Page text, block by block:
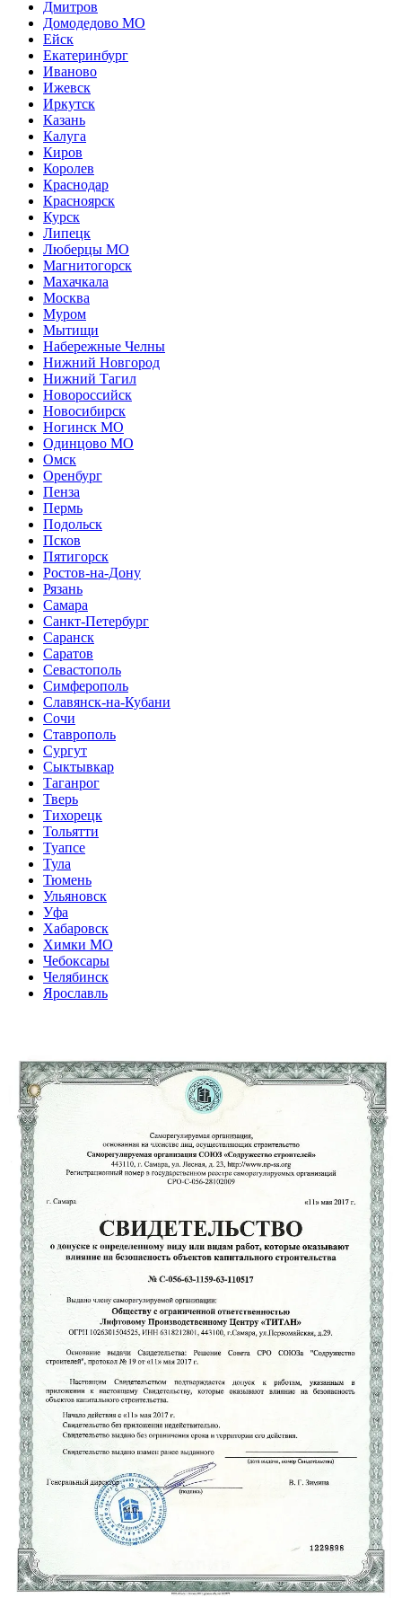
Дмитров
Домодедово МО
Ейск
Екатеринбург
Иваново
Ижевск
Иркутск
Казань
Калуга
Киров
Королев
Краснодар
Красноярск
Курск
Липецк
Люберцы МО
Магнитогорск
Махачкала
Москва
Муром
Мытищи
Набережные Челны
Нижний Новгород
Нижний Тагил
Новороссийск
Новосибирск
Ногинск МО
Одинцово МО
Омск
Оренбург
Пенза
Пермь
Подольск
Псков
Пятигорск
Ростов-на-Дону
Рязань
Самара
Санкт-Петербург
Саранск
Саратов
Севастополь
Симферополь
Славянск-на-Кубани
Сочи
Ставрополь
Сургут
Сыктывкар
Таганрог
Тверь
Тихорецк
Тольятти
Туапсе
Тула
Тюмень
Ульяновск
Уфа
Хабаровск
Химки МО
Чебоксары
Челябинск
Ярославль